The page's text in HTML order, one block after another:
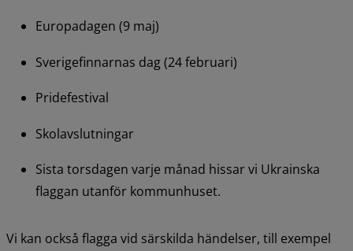
Europadagen (9 maj)
Sverigefinnarnas dag (24 februari)
Pridefestival
Skolavslutningar
Sista torsdagen varje månad hissar vi Ukrainska
flaggan utanför kommunhuset.
Vi kan också flagga vid särskilda händelser, till exempel